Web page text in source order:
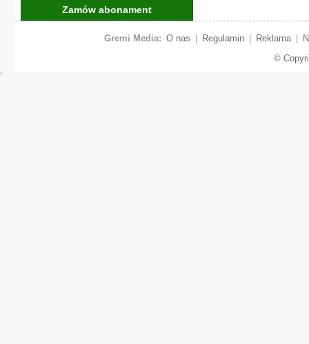
Zamów abonament
Gremi Media: O nas Regulamin Reklama
©